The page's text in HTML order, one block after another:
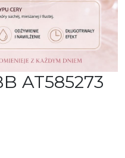
AT585273